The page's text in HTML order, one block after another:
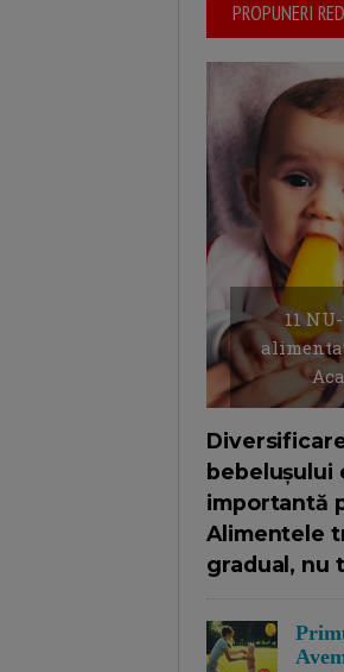
PROPUNERI
11
bebelușului
importantă
Alimentele
gradual, nu